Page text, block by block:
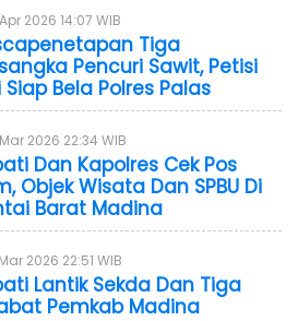
2026 14:07 WIB
Tiga
Pencuri Sawit, Petisi
Siap Bela Polres Palas
2026 22:34 WIB
Dan Kapolres Cek Pos
Objek Wisata Dan SPBU Di
Barat Madina
2026 22:51 WIB
Lantik Sekda Dan Tiga
Pemkab Madina